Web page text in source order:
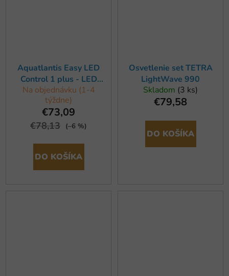
Aquatlantis Easy LED
Control 1 plus - LED
stmievač
Na objednávku (1-4
týždne)
€73,09
€78,13 (–6 %)
DO KOŠÍKA
Osvetlenie set TETRA
LightWave 990
Skladom (3 ks)
€79,58
DO KOŠÍKA